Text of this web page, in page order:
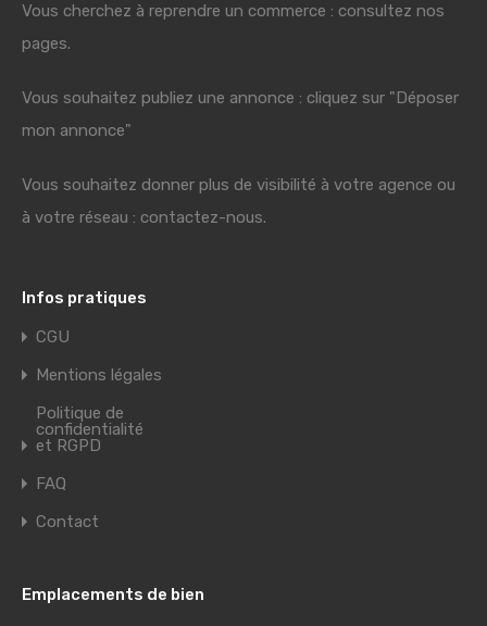
Vous cherchez à reprendre un commerce : consultez nos
pages.
Vous souhaitez publiez une annonce : cliquez sur "Déposer
mon annonce"
Vous souhaitez donner plus de visibilité à votre agence ou
à votre réseau : contactez-nous.
Infos pratiques
CGU
Mentions légales
Politique de
confidentialité
et RGPD
FAQ
Contact
Emplacements de bien